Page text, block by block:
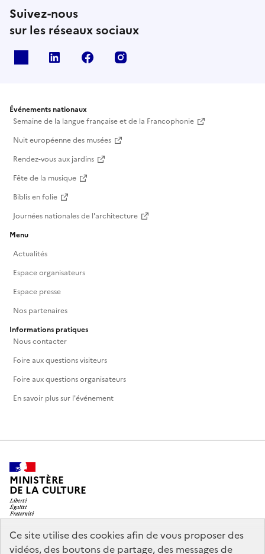
Ce site utilise des cookies afin de vous proposer des
vidéos, des boutons de partage, des messages de
Suivez-nous
sur les réseaux sociaux
Linkedin Facebook
Événements nationaux
Semaine de la langue française et de la Francophonie
Nuit européenne des musées
Rendez-vous aux jardins
Fête de la musique
Biblis en folie
Journées nationales de l'architecture
Menu
Actualités
Espace organisateurs
Espace presse
Nos partenaires
Informations pratiques
Nous contacter
Foire aux questions visiteurs
Foire aux questions organisateurs
En savoir plus sur l'événement
MINISTÈRE
DE LA CULTURE